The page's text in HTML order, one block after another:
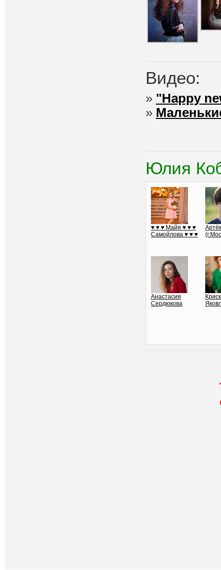
Видео:
» "Happy
»
Юлия
♥ ♥ ♥ Майя ♥ ♥ ♥
Самойлова ♥ ♥ ♥
Анастасия
Сердюкова